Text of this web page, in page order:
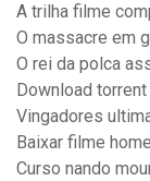
A trilha filme
O massacre em
O rei da polca
Download
Vingadores
Baixar filme
Curso nando